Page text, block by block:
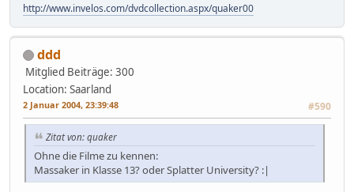
http://www.invelos.com/dvdcollection.aspx/quaker00
ddd
Mitglied Beiträge: 300
Location: Saarland
2 Januar 2004, 23:39:48 #590
Zitat von: quaker
Ohne die Filme zu kennen:
Massaker in Klasse 13? oder Splatter University? :|